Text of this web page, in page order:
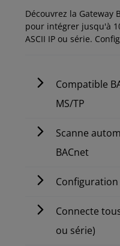
Découvrez la Gateway
pour intégrer jusqu'à
ASCII IP ou série.
Compatible
MS/TP
Scanne
BACnet
Configuration
Connecte
ou série)